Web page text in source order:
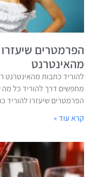
הפרמטרים
מהאינטרנט
להוריד כתבות מהאינטרנט
מחפשים דרך להוריד כל
הפרמטרים שיעזרו להוריד
קרא עוד »